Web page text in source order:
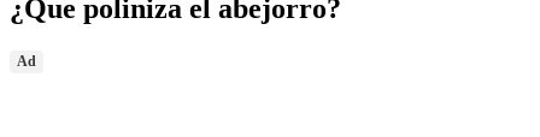
¿Que poliniza el abejorro?
Ad